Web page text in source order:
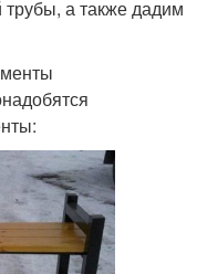
а также дадим